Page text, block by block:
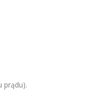
prądu).